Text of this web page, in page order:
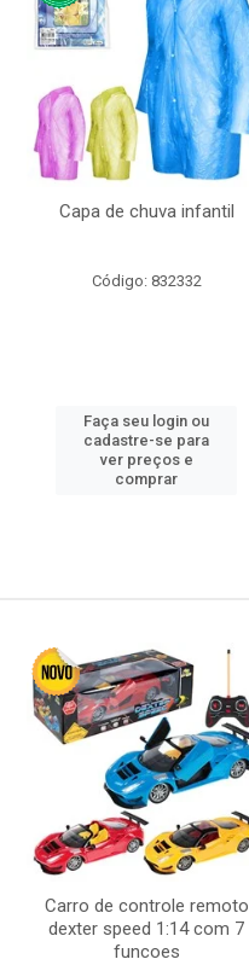
Capa de chuva infantil
Código: 832332
Faça seu login ou
cadastre-se para
ver preços e
comprar
Carro de controle remoto
dexter speed 1:14 com 7
funcoes